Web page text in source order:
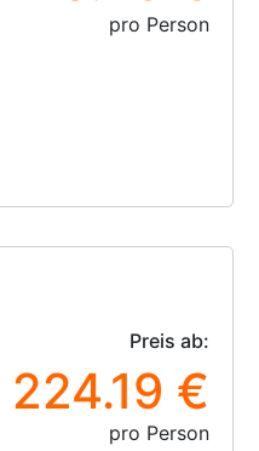
pro Person
Preis ab:
224.19 €
pro Person